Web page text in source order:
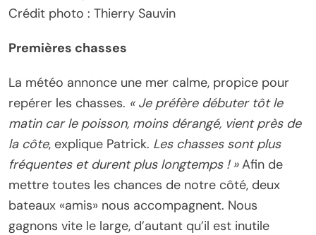
Crédit photo : Thierry Sauvin
Premières chasses
La météo annonce une mer calme, propice pour
repérer les chasses. « Je préfère débuter tôt le
matin car le poisson, moins dérangé, vient près de
la côte, explique Patrick. Les chasses sont plus
fréquentes et durent plus longtemps ! »Afin de
mettre toutes les chances de notre côté, deux
bateaux «amis» nous accompagnent. Nous
gagnons vite le large, d’autant qu’il est inutile